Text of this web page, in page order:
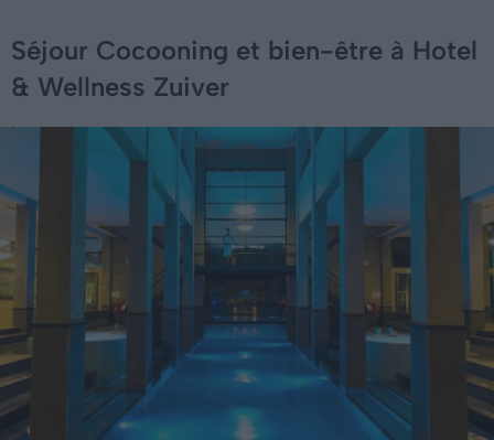
Séjour Cocooning et bien-être à Hotel
& Wellness Zuiver